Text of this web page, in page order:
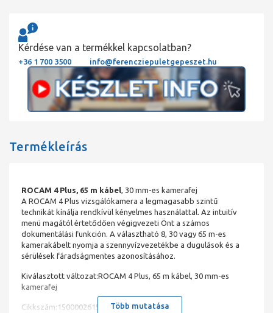
Kérdése van a termékkel kapcsolatban?
+36 1 700 3500 info@ferencziepuletgepeszet.hu
Termékleírás
ROCAM 4 Plus, 65 m kábel, 30 mm-es kamerafej
A ROCAM 4 Plus vizsgálókamera a legmagasabb szintű
technikát kínálja rendkívül kényelmes használattal. Az intuitív
menü magától értetődően végigvezeti Önt a számos
dokumentálási funkción. A választható 8, 30 vagy 65 m-es
kamerakábelt nyomja a szennyvízvezetékbe a dugulások és a
sérülések fáradságmentes azonosításához.
Kiválasztott változat:ROCAM 4 Plus, 65 m kábel, 30 mm-es
kamerafej
Cikkszám:1500002615 Több mutatása